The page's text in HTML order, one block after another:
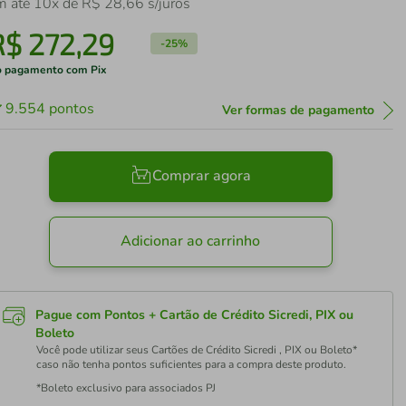
272,29 -25%
pagamento com Pix
9.554 pontos Ver formas de pagamento
Comprar agora
Adicionar ao carrinho
Pague com Pontos + Cartão de Crédito Sicredi, PIX ou
Boleto
Você pode utilizar seus Cartões de Crédito Sicredi , PIX ou Boleto*
caso não tenha pontos suficientes para a compra deste produto.
*Boleto exclusivo para associados PJ